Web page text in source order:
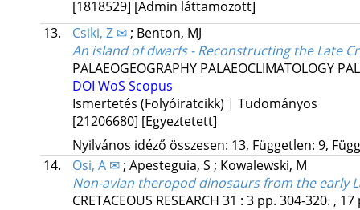
[1818529] [Admin láttamozott]
13.
Csiki, Z ✉; Benton, MJ
An island of dwarfs - Reconstructing the Late
PALAEOGEOGRAPHY PALAEOCLIMATOLOGY
DOI WoS Scopus
Ismertetés (Folyóiratcikk) | Tudományos
[21206680] [Egyeztetett]
Nyilvános idéző összesen: 13, Független: 9,
14.
Osi, A ✉; Apesteguia, S ; Kowalewski, M
Non-avian theropod dinosaurs from the early
CRETACEOUS RESEARCH 31 : 3 pp. 304-320. ,